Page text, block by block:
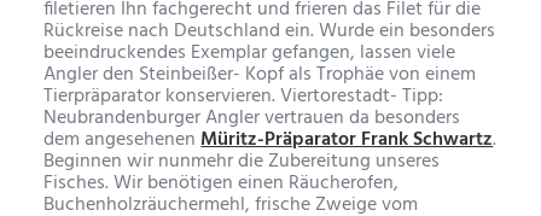
filetieren Ihn fachgerecht und frieren das Filet für die
Rückreise nach Deutschland ein. Wurde ein besonders
beeindruckendes Exemplar gefangen, lassen viele
Angler den Steinbeißer- Kopf als Trophäe von einem
Tierpräparator konservieren. Viertorestadt- Tipp:
Neubrandenburger Angler vertrauen da besonders
dem angesehenenMüritz-Präparator Frank Schwartz.
Beginnen wir nunmehr die Zubereitung unseres
Fisches. Wir benötigen einen Räucherofen,
Buchenholzräuchermehl, frische Zweige vom